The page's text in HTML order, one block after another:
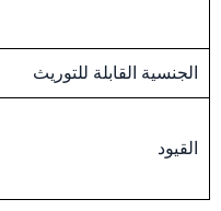
الجنسية القابلة للتوريث
القيود